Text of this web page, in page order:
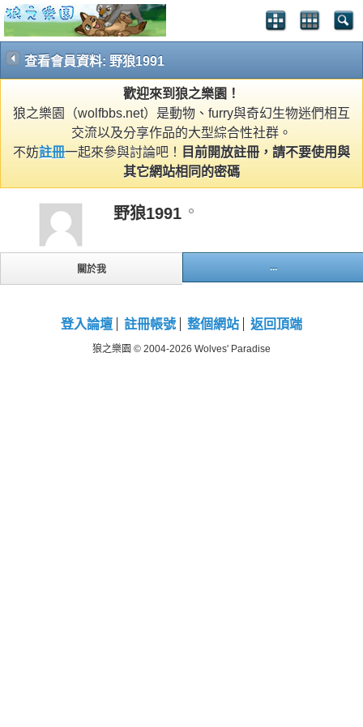
查看會員資料: 野狼1991
歡迎來到狼之樂園！
狼之樂園（wolfbbs.net）是動物、furry與奇幻生物迷們相互
交流以及分享作品的大型綜合性社群。
不妨註冊一起來參與討論吧！
目前開放註冊，請不要使用與
其它網站相同的密碼
野狼1991
關於我 ...
登入論壇 註冊帳號 整個網站 返回頂端
狼之樂園 © 2004-2026 Wolves' Paradise